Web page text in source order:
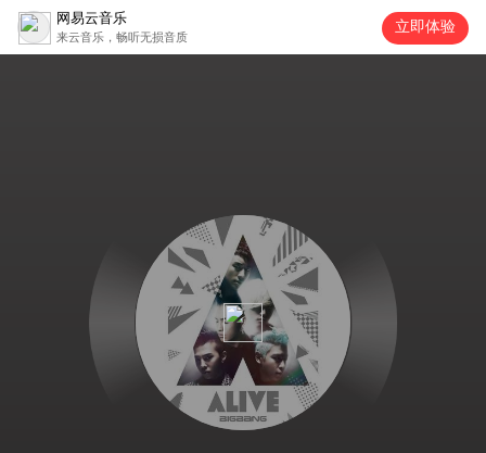
网易云音乐
来云音乐，畅听无损音质
立即体验